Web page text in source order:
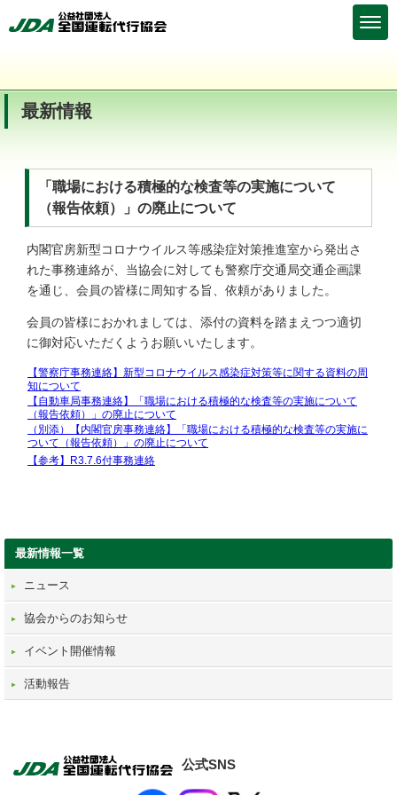
最新情報
「職場における積極的な検査等の実施について
（報告依頼）」の廃止について
内閣官房新型コロナウイルス等感染症対策推進室から発出さ
れた事務連絡が、当協会に対しても警察庁交通局交通企画課
を通じ、会員の皆様に周知する旨、依頼がありました。
会員の皆様におかれましては、添付の資料を踏まえつつ適切
に御対応いただくようお願いいたします。
【警察庁事務連絡】新型コロナウイルス感染症対策等に関する資料の周
知について
【自動車局事務連絡】「職場における積極的な検査等の実施について
（報告依頼）」の廃止について
（別添）【内閣官房事務連絡】「職場における積極的な検査等の実施に
ついて（報告依頼）」の廃止について
【参考】R3.7.6付事務連絡
最新情報一覧
ニュース
協会からのお知らせ
イベント開催情報
活動報告
公式SNS